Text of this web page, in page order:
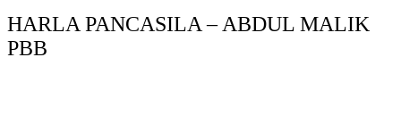
HARLA PANCASILA – ABDUL MALIK
PBB